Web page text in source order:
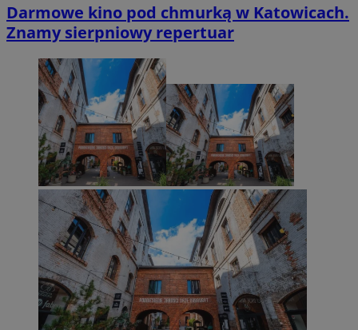
Darmowe kino pod chmurką w Katowicach.
Znamy sierpniowy repertuar